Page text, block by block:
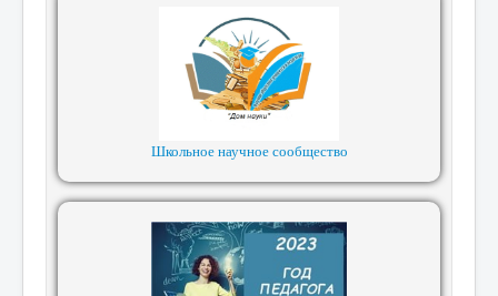
Школьное научное сообщество